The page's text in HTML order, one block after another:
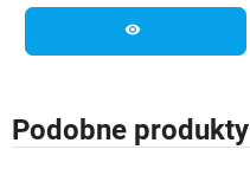
visibility
Podobne produkty